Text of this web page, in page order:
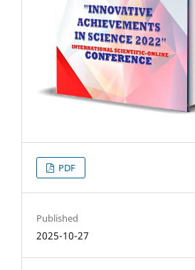
PDF
Published
2025-10-27